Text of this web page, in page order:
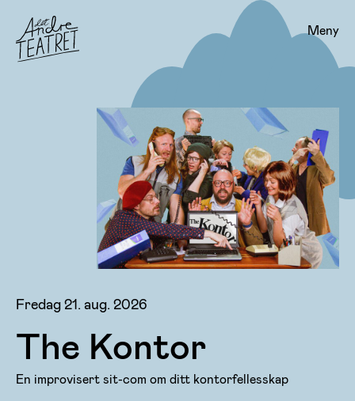
Meny
Fredag 21. aug. 2026
The Kontor
En improvisert sit-com om ditt kontorfellesskap